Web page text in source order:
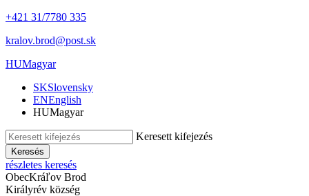
+421 31/7780 335
kralov.brod@post.sk
HUMagyar
SKSlovensky
ENEnglish
HUMagyar
Keresett kifejezés
Keresés
részletes keresés
ObecKráľov Brod
Királyrév község